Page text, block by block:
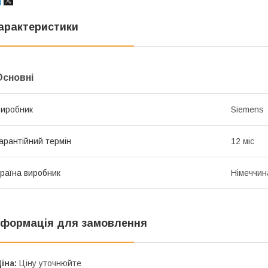
Siemens
термін 12 міс
виробник
для замовлення
Ціну уточнюйте